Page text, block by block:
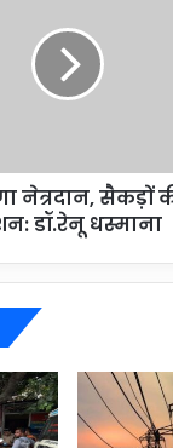
सैकड़ों
डॉ.रेनू धस्माना